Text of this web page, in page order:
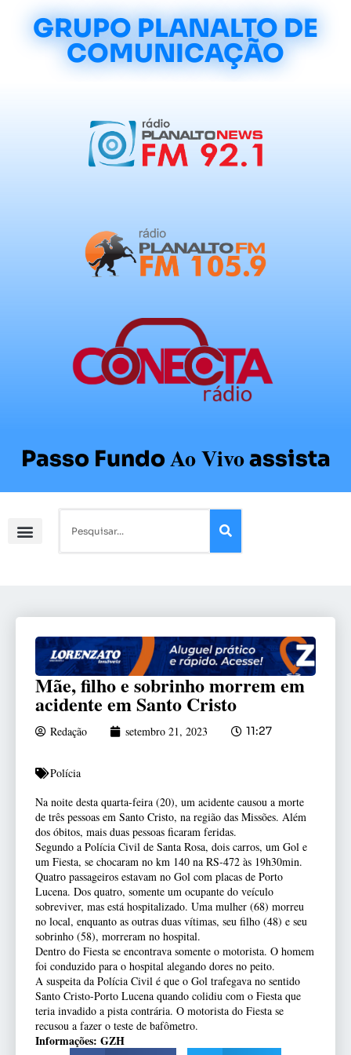
GRUPO PLANALTO DE
COMUNICAÇÃO
Passo FundoAo Vivoassista
Mãe, filho e sobrinho morrem em
acidente em Santo Cristo
Redação setembro 21, 2023 11:27
Polícia
Na noite desta quarta-feira (20), um acidente causou a morte
de três pessoas em Santo Cristo, na região das Missões. Além
dos óbitos, mais duas pessoas ficaram feridas.
Segundo a Polícia Civil de Santa Rosa, dois carros, um Gol e
um Fiesta, se chocaram no km 140 na RS-472 às 19h30min.
Quatro passageiros estavam no Gol com placas de Porto
Lucena. Dos quatro, somente um ocupante do veículo
sobreviver, mas está hospitalizado. Uma mulher (68) morreu
no local, enquanto as outras duas vítimas, seu filho (48) e seu
sobrinho (58), morreram no hospital.
Dentro do Fiesta se encontrava somente o motorista. O homem
foi conduzido para o hospital alegando dores no peito.
A suspeita da Polícia Civil é que o Gol trafegava no sentido
Santo Cristo-Porto Lucena quando colidiu com o Fiesta que
teria invadido a pista contrária. O motorista do Fiesta se
recusou a fazer o teste de bafômetro.
Informações: GZH